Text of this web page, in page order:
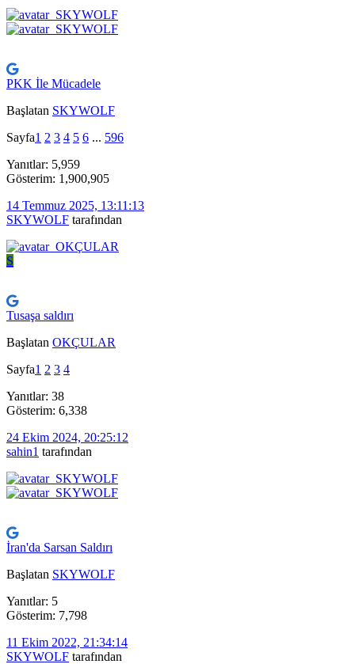
PKK İle Mücadele
Başlatan SKYWOLF
Sayfa1 2 3 4 5 6 ... 596
Yanıtlar: 5,959
Gösterim: 1,900,905
14 Temmuz 2025, 13:11:13
SKYWOLF tarafından
S
Tusaşa saldırı
Başlatan OKÇULAR
Sayfa1 2 3 4
Yanıtlar: 38
Gösterim: 6,338
24 Ekim 2024, 20:25:12
sahin1 tarafından
İran'da Sarsan Saldırı
Başlatan SKYWOLF
Yanıtlar: 5
Gösterim: 7,798
11 Ekim 2022, 21:34:14
SKYWOLF tarafından